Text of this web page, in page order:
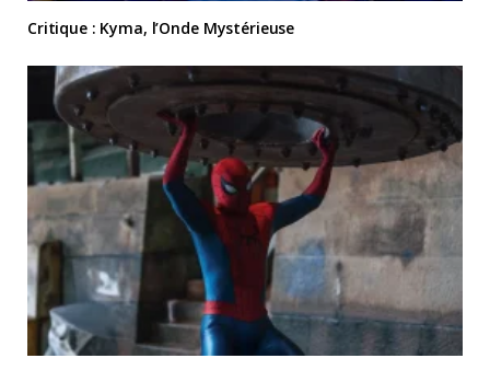
Critique : Kyma, l’Onde Mystérieuse